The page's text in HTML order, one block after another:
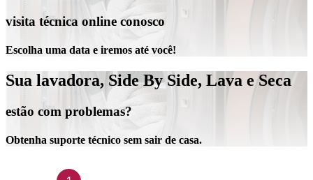
visita técnica online conosco
Escolha uma data e iremos até você!
Sua lavadora, Side By Side, Lava e Seca
estão com problemas?
Obtenha suporte técnico sem sair de casa.